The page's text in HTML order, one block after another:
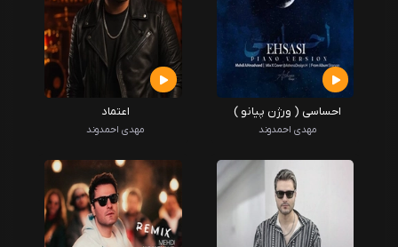
احساسی ( ورژن پیانو )
مهدی احمدوند
اعتماد
مهدی احمدوند